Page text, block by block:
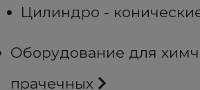
Цилиндро -
Оборудование для
прачечных